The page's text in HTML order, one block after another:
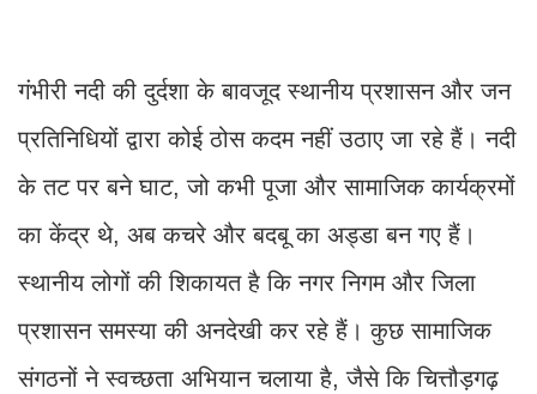
गंभीरी नदी की दुर्दशा के बावजूद स्थानीय प्रशासन और जन
प्रतिनिधियों द्वारा कोई ठोस कदम नहीं उठाए जा रहे हैं। नदी
के तट पर बने घाट, जो कभी पूजा और सामाजिक कार्यक्रमों
का केंद्र थे, अब कचरे और बदबू का अड्डा बन गए हैं।
स्थानीय लोगों की शिकायत है कि नगर निगम और जिला
प्रशासन समस्या की अनदेखी कर रहे हैं। कुछ सामाजिक
संगठनों ने स्वच्छता अभियान चलाया है, जैसे कि चित्तौड़गढ़